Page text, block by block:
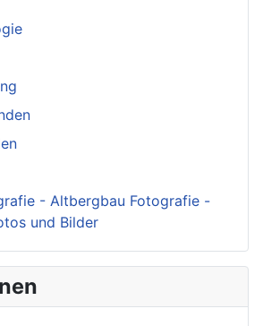
- Altbergbau Fotografie -
und Bilder